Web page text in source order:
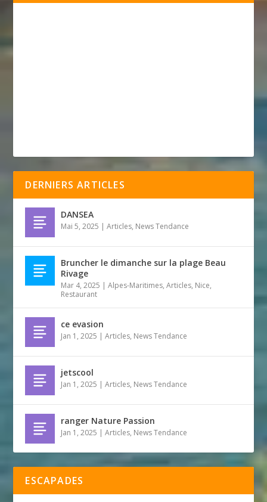
DERNIERS ARTICLES
DANSEA
Mai 5, 2025 |Articles, News Tendance
Bruncher le dimanche sur la plage Beau
Rivage
Mar 4, 2025 |Alpes-Maritimes,Articles, Nice,
Restaurant
ce evasion
Jan 1, 2025 |Articles, News Tendance
jetscool
Jan 1, 2025 |Articles, News Tendance
ranger Nature Passion
Jan 1, 2025 |Articles, News Tendance
ESCAPADES